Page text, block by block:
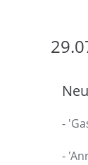
Neu
-
-